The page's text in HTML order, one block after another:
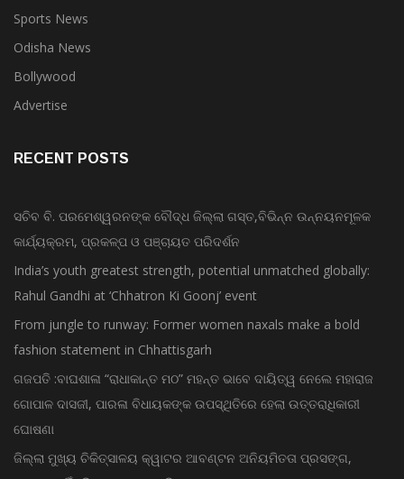
Sports News
Odisha News
Bollywood
Advertise
RECENT POSTS
ସଚିବ ବି. ପରମେଶ୍ୱରନଙ୍କ ବୌଦ୍ଧ ଜିଲ୍ଲା ଗସ୍ତ,ବିଭିନ୍ନ ଉନ୍ନୟନମୂଳକ
କାର୍ଯ୍ୟକ୍ରମ, ପ୍ରକଳ୍ପ ଓ ପଞ୍ଚାୟତ ପରିଦର୍ଶନ
India’s youth greatest strength, potential unmatched globally:
Rahul Gandhi at ‘Chhatron Ki Goonj’ event
From jungle to runway: Former women naxals make a bold
fashion statement in Chhattisgarh
ଗଜପତି :ବାଘଶାଳା “ରାଧାକାନ୍ତ ମଠ” ମହନ୍ତ ଭାବେ ଦାୟିତ୍ୱ ନେଲେ ମହାରାଜ
ଗୋପାଳ ଦାସଜୀ, ପାରଳା ବିଧାୟକଙ୍କ ଉପସ୍ଥିତିରେ ହେଲା ଉତ୍ତରାଧିକାରୀ
ଘୋଷଣା
ଜିଲ୍ଲା ମୁଖ୍ୟ ଚିକିତ୍ସାଳୟ କ୍ୱାଟର ଆବଣ୍ଟନ ଅନିୟମିତତା ପ୍ରସଙ୍ଗ,